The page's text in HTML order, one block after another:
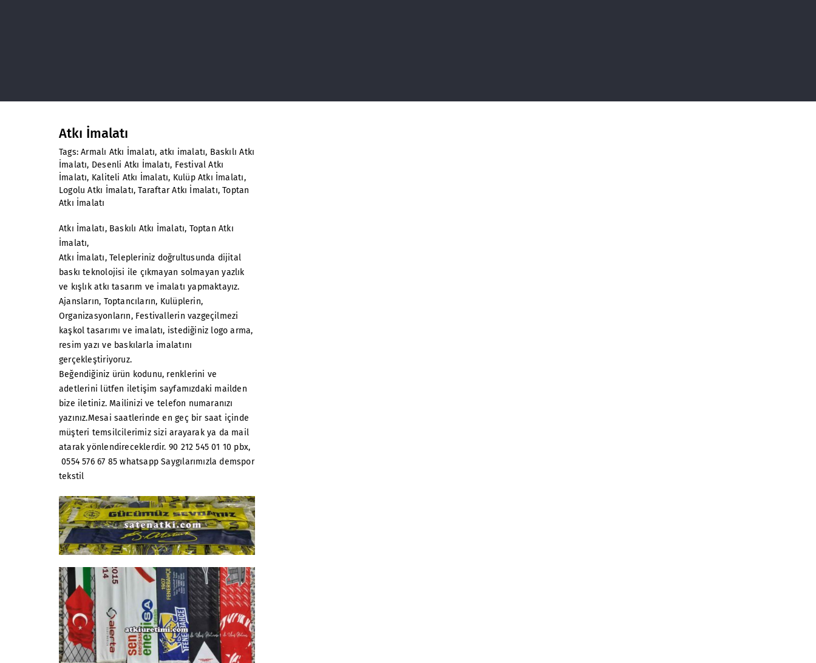
Atkı İmalatı
Tags:Armalı Atkı İmalatı, atkı imalatı, Baskılı Atkı
İmalatı, Desenli Atkı İmalatı, Festival Atkı
İmalatı, Kaliteli Atkı İmalatı, Kulüp Atkı İmalatı,
Logolu Atkı İmalatı,Taraftar Atkı İmalatı,Toptan
Atkı İmalatı
Atkı İmalatı,Baskılı Atkı İmalatı, Toptan Atkı
İmalatı,
Atkı İmalatı, Telepleriniz doğrultusunda dijital
baskı teknolojisi ile çıkmayan solmayan yazlık
ve kışlık atkı tasarım ve imalatı yapmaktayız.
Ajansların, Toptancıların, Kulüplerin,
Organizasyonların, Festivallerin vazgeçilmezi
kaşkol tasarımı ve imalatı, istediğiniz logo arma,
resim yazı ve baskılarla imalatını
gerçekleştiriyoruz.
Beğendiğiniz ürün kodunu, renklerini ve
adetlerini lütfen iletişim sayfamızdaki mailden
bize iletiniz. Mailinizi ve telefon numaranızı
yazınız.Mesai saatlerinde en geç bir saat içinde
müşteri temsilcilerimiz sizi arayarak ya da mail
atarak yönlendireceklerdir. 90 212 545 01 10 pbx,
0554 576 67 85 whatsapp Saygılarımızla demspor
tekstil